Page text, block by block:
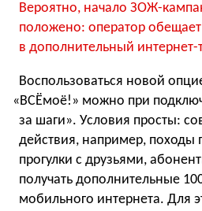
Вероятно, начало ЗОЖ-
положено: оператор обещает
в дополнительный интернет-
Воспользоваться новой
«ВСЁмоё!» можно при
за шаги». Условия просты:
действия, например, походы
прогулки с друзьями,
получать дополнительные
мобильного интернета. Для